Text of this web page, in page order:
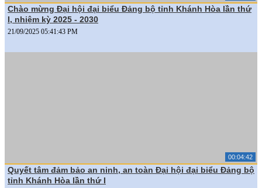
Chào mừng Đại hội đại biểu Đảng bộ tỉnh Khánh Hòa lần thứ
I, nhiệm kỳ 2025 - 2030
21/09/2025 05:41:43 PM
00:04:42
Quyết tâm đảm bảo an ninh, an toàn Đại hội đại biểu Đảng bộ
tỉnh Khánh Hòa lần thứ I